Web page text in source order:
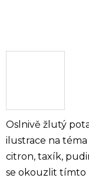
Oslnivě žlutý
ilustrace na téma
citron, taxík,
se okouzlit tímto